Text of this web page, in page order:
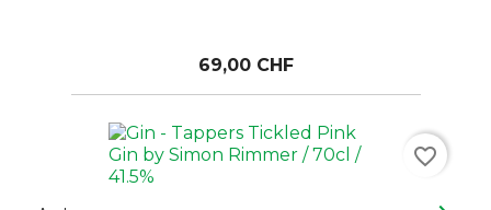
69,00 CHF
favorite_border